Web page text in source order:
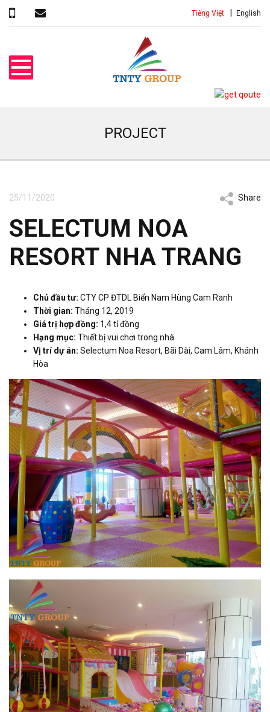
Tiếng Việt English
PROJECT
25/11/2020 Share
SELECTUM NOA
RESORT NHA TRANG
Chủ đầu tư: CTY CP ĐTDL Biển Nam Hùng Cam Ranh
Thời gian: Tháng 12, 2019
Giá trị hợp đồng: 1,4 tỉ đồng
Hạng mục: Thiết bị vui chơi trong nhà
Vị trí dự án: Selectum Noa Resort, Bãi Dài, Cam Lâm, Khánh
Hòa